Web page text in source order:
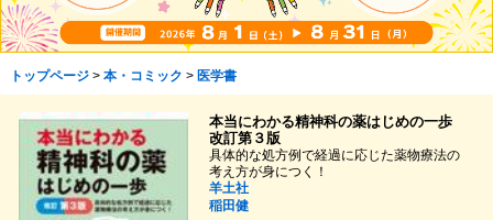
トップページ> 本・コミック > 医学書
本当にわかる精神科の薬はじめの一歩
改訂第３版
具体的な処方例で経過に応じた薬物療法の
考え方が身につく！
羊土社
稲田健